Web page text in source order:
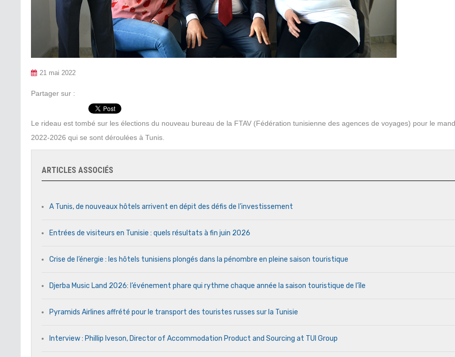
21 mai 2022
Partager sur :
Le rideau est tombé sur les élections du nouveau bureau de la FTAV (Fédération tunisienne des agences de voyages) pour le
2022-2026 qui se sont déroulées à Tunis.
ARTICLES ASSOCIÉS
A Tunis, de nouveaux hôtels arrivent en dépit des défis de l’investissement
Entrées de visiteurs en Tunisie : quels résultats à fin juin 2026
Crise de l’énergie : les hôtels tunisiens plongés dans la pénombre en pleine saison touristique
Djerba Music Land 2026: l’événement phare qui rythme chaque année la saison touristique de l’île
Pyramids Airlines affrété pour le transport des touristes russes sur la Tunisie
Interview : Phillip Iveson, Director of Accommodation Product and Sourcing at TUI Group